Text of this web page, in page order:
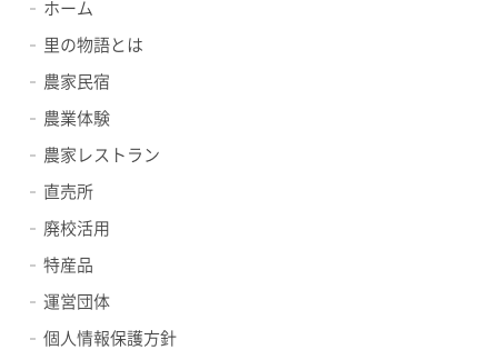
ホーム
里の物語とは
農家民宿
農業体験
農家レストラン
直売所
廃校活用
特産品
運営団体
個人情報保護方針